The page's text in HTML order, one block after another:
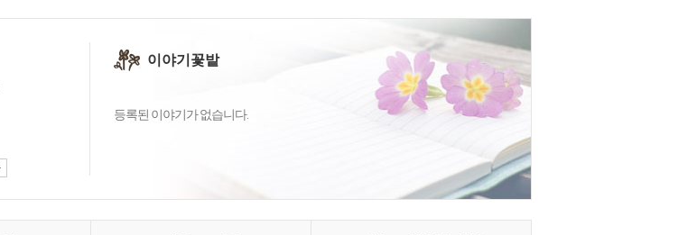
이야기꽃밭
등록된 이야기가 없습니다.